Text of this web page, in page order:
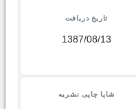
تاریخ دریافت
1387/08/13
شاپا چاپی نشریه